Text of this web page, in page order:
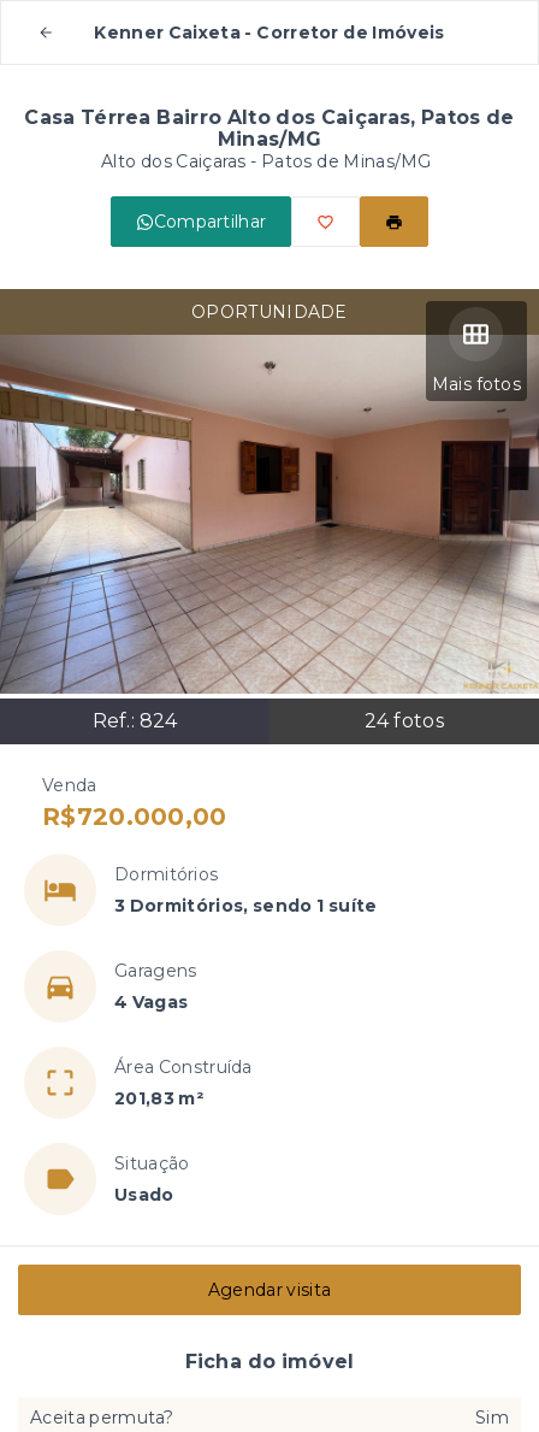
Kenner Caixeta - Corretor de Imóveis
Casa Térrea Bairro Alto dos Caiçaras, Patos de
Minas/MG
Alto dos Caiçaras - Patos de Minas/MG
Compartilhar
Mais fotos
Ref.: 824 24fotos
OPORTUNIDADE
Venda
R$720.000,00
Dormitórios
3 Dormitórios, sendo 1 suíte
Garagens
4 Vagas
Área Construída
201,83 m²
Situação
Usado
Agendar visita
Ficha do imóvel
Aceita permuta?
Sim